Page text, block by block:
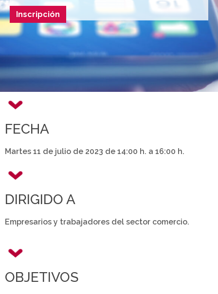
Inscripción
FECHA
Martes 11 de julio de 2023 de 14:00 h. a 16:00 h.
DIRIGIDO A
Empresarios y trabajadores del sector comercio.
OBJETIVOS